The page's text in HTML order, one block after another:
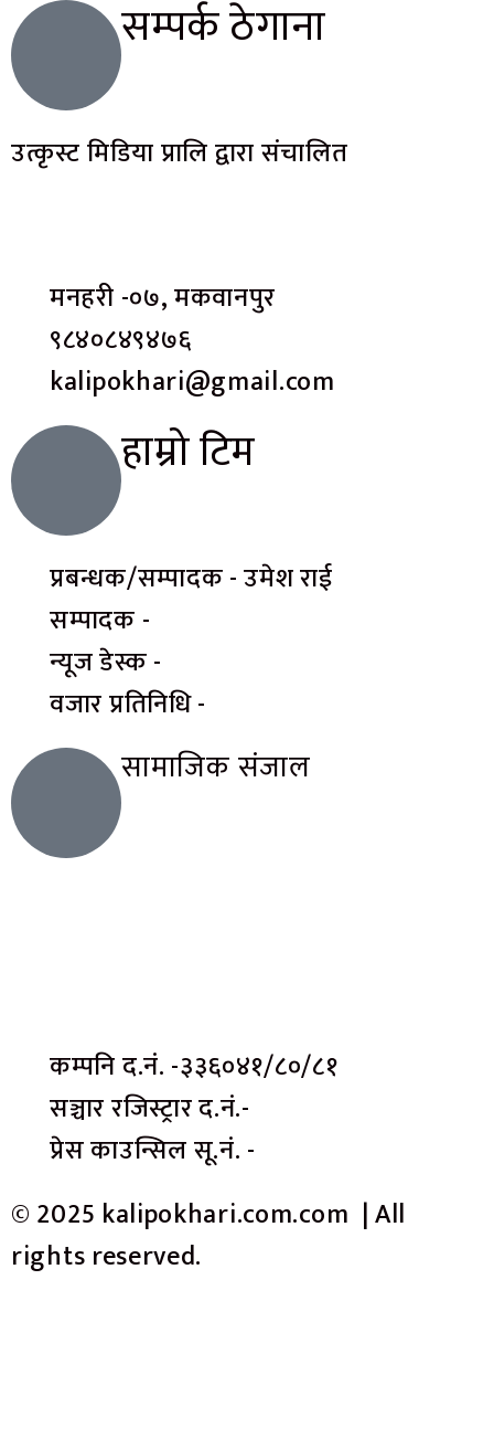
सम्पर्क ठेगाना
उत्कृस्ट मिडिया प्रालि द्वारा संचालित
मनहरी -०७, मकवानपुर
९८४०८४९४७६
kalipokhari@gmail.com
हाम्रो टिम
प्रबन्धक/सम्पादक - उमेश राई
सम्पादक -
न्यूज डेस्क -
वजार प्रतिनिधि -
सामाजिक संजाल
कम्पनि द.नं. -३३६०४१/८०/८१
सञ्चार रजिस्ट्रार द.नं.-
प्रेस काउन्सिल सू.नं. -
© 2025 kalipokhari.com.com | All
rights reserved.